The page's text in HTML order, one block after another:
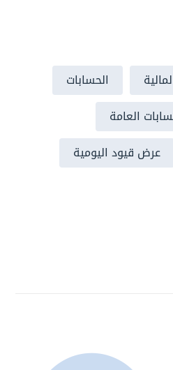
الحسابات
العامة
عرض قيود اليومية